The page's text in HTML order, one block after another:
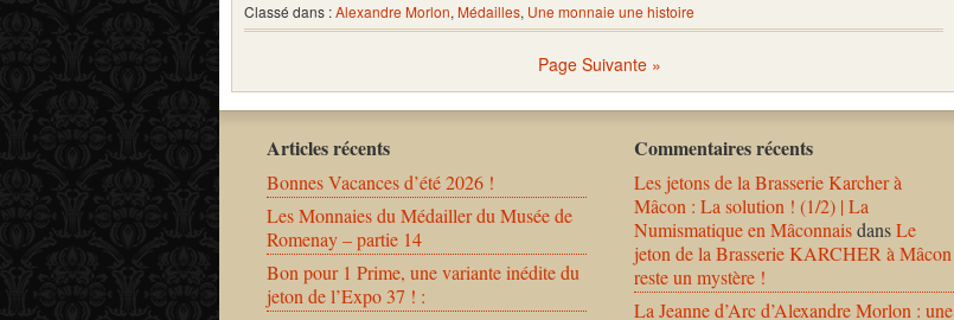
Classé dans :Alexandre Morlon, Médailles, Une monnaie une histoire
Page Suivante »
Articles récents
Bonnes Vacances d’été 2026 !
Les Monnaies du Médailler du Musée de
Romenay – partie 14
Bon pour 1 Prime, une variante inédite du
jeton de l’Expo 37 ! :
Commentaires récents
Les jetons de la Brasserie Karcher à
Mâcon : La solution ! (1/2) | La
Numismatique en MâconnaisdansLe
jeton de la Brasserie KARCHER à Mâcon
reste un mystère !
La Jeanne d’Arc d’Alexandre Morlon : une